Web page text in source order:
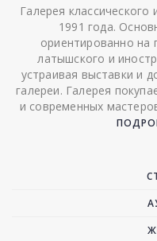
Галерея классического
1991 года.
ориентированно на
латышского и
устраивая выставки и
галереи. Галерея
и современных